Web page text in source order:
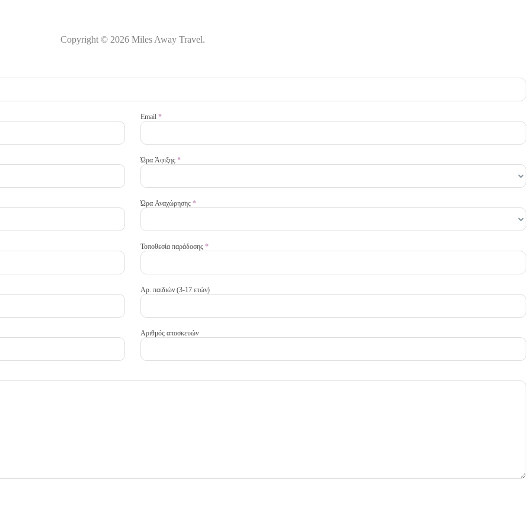
Copyright © 2026 Miles Away Travel.
Email*
Ώρα Άφιξης*
Ώρα Αναχώρησης*
Τοποθεσία παράδοσης*
Αρ. παιδιών (3-17 ετών)
Αριθμός αποσκευών